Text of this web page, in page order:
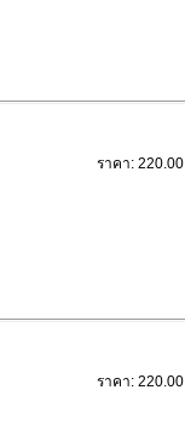
ราคา: 220.00
ราคา: 220.00